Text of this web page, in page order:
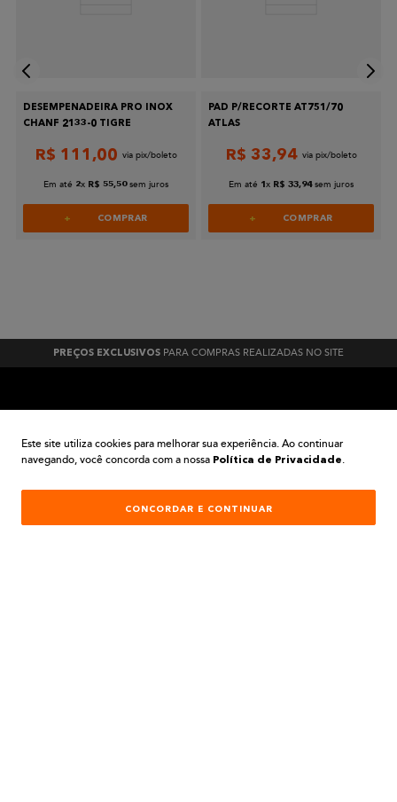
DESEMPENADEIRA PRO INOX
CHANF 2133-0 TIGRE
R$ 111 ,00
Em até 2x R$ 55,50 sem juros
COMPRAR
PAD P/RECORTE AT751/70
ATLAS
R$ 33,94
Em até 1 x R$ 33,94 sem juros
COMPRAR
PREÇOS EXCLUSIVOS PARA COMPRAS REALIZADAS NO SITE
INSTITUCIONAL
AJUDA E SUPORTE
Este site utiliza cookies para melhorar sua experiência. Ao continuar
navegando, você concorda com a nossa Política de Privacidade.
CONCORDAR E CONTINUAR